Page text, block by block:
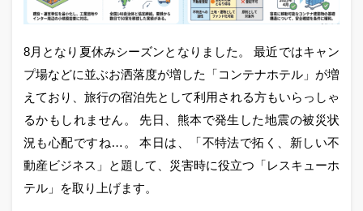
8月となり夏休みシーズンとなりました。 最近ではキャン
プ場などに並ぶお洒落度が増した「コンテナホテル」が増
えており、旅行の宿泊先として利用される方もいらっしゃ
るかもしれません。 先日、熊本で発生した地震の被災状
況も心配ですね…。 本日は、「不特法で拓く、新しい不
動産ビジネス」と題して、災害時に役立つ「レスキューホ
テル」を取り上げます。